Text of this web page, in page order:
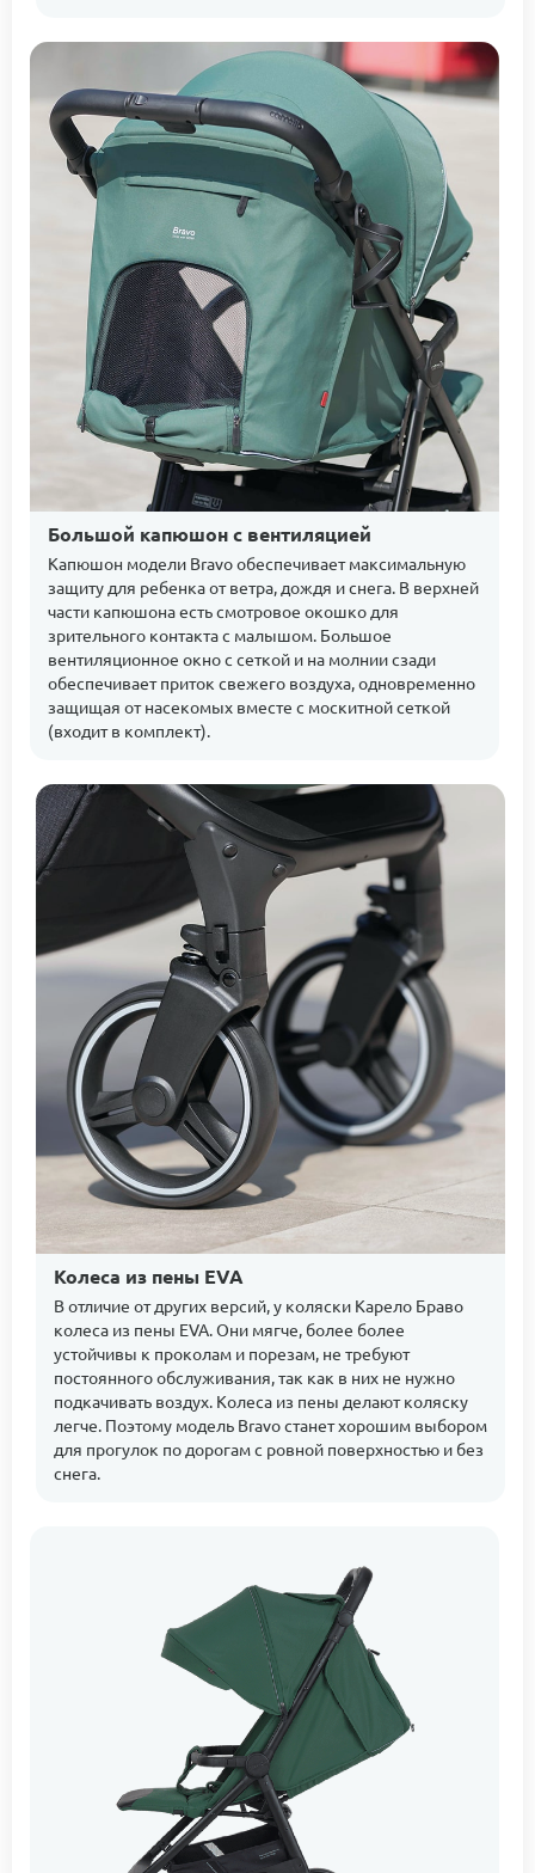
Большой капюшон с вентиляцией
Капюшон модели Bravo обеспечивает максимальную
защиту для ребенка от ветра, дождя и снега. В верхней
части капюшона есть смотровое окошко для
зрительного контакта с малышом. Большое
вентиляционное окно с сеткой и на молнии сзади
обеспечивает приток свежего воздуха, одновременно
защищая от насекомых вместе с москитной сеткой
(входит в комплект).
Колеса из пены EVA
В отличие от других версий, у коляски Карело Браво
колеса из пены EVA. Они мягче, более более
устойчивы к проколам и порезам, не требуют
постоянного обслуживания, так как в них не нужно
подкачивать воздух. Колеса из пены делают коляску
легче. Поэтому модель Bravo станет хорошим выбором
для прогулок по дорогам с ровной поверхностью и без
снега.